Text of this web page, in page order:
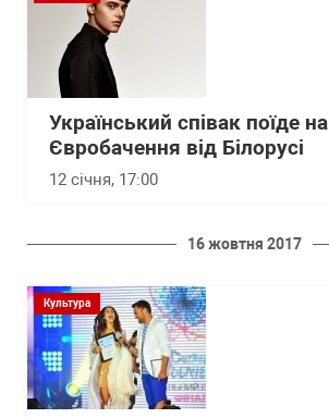
Український співак поїде на
Євробачення від Білорусі
12 січня, 17:00
16 жовтня 2017
Культура